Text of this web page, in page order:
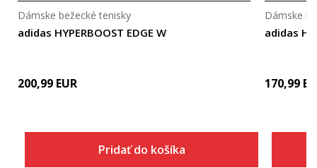
adidas HYPERBOOST EDGE W
Dámske bežecké tenisky
200,99 EUR
Pridať do košíka
Dámske
170,99